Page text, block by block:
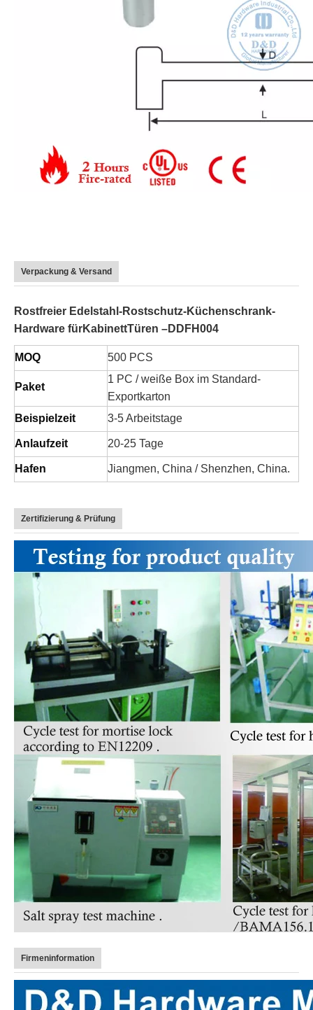
Verpackung & Versand
Rostfreier Edelstahl-Rostschutz-Küchenschrank-
Hardware fürKabinettTüren –DDFH004
MOQ 500 PCS
Paket
1 PC / weiße Box im Standard-
Exportkarton
Beispielzeit
3-5 Arbeitstage
Anlaufzeit 20-25 Tage
Hafen Jiangmen, China / Shenzhen, China.
Zertifizierung & Prüfung
Firmeninformation